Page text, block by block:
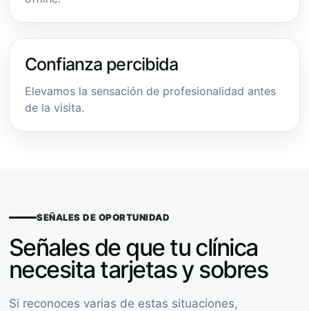
Confianza percibida
Elevamos la sensación de profesionalidad antes
de la visita.
SEÑALES DE OPORTUNIDAD
Señales de que tu clínica
necesita tarjetas y sobres
Si reconoces varias de estas situaciones,